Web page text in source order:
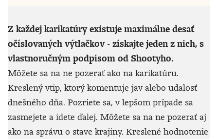
Z každej karikatúry existuje maximálne desať
očíslovaných výtlačkov - získajte jeden z nich, s
vlastnoručným podpisom od Shootyho.
Môžete sa na ne pozerať ako na karikatúru.
Kreslený vtip, ktorý komentuje jav alebo udalosť
dnešného dňa. Pozriete sa, v lepšom prípade sa
zasmejete a idete ďalej. Môžete sa na ne pozerať aj
ako na správu o stave krajiny. Kreslené hodnotenie